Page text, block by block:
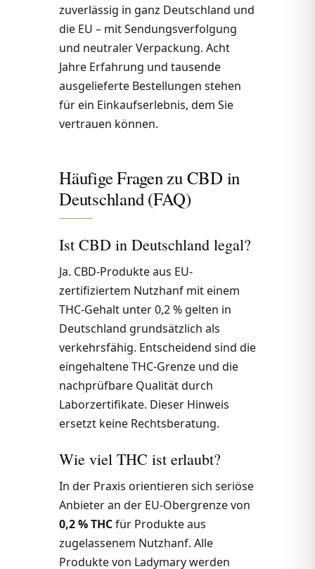
zuverlässig in ganz Deutschland und
die EU – mit Sendungsverfolgung
und neutraler Verpackung. Acht
Jahre Erfahrung und tausende
ausgelieferte Bestellungen stehen
für ein Einkaufserlebnis, dem Sie
vertrauen können.
Häufige Fragen zu CBD in
Deutschland (FAQ)
Ist CBD in Deutschland legal?
Ja. CBD-Produkte aus EU-
zertifiziertem Nutzhanf mit einem
THC-Gehalt unter 0,2 % gelten in
Deutschland grundsätzlich als
verkehrsfähig. Entscheidend sind die
eingehaltene THC-Grenze und die
nachprüfbare Qualität durch
Laborzertifikate. Dieser Hinweis
ersetzt keine Rechtsberatung.
Wie viel THC ist erlaubt?
In der Praxis orientieren sich seriöse
Anbieter an der EU-Obergrenze von
0,2 % THCfür Produkte aus
zugelassenem Nutzhanf. Alle
Produkte von Ladymary werden